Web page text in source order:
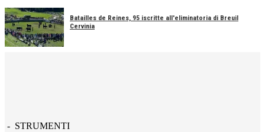
Batailles de Reines, 95 iscritte all'eliminatoria di Breuil
Cervinia
- STRUMENTI